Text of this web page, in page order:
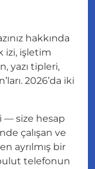
hakkında
izi, işletim
yazı tipleri,
2026’da iki
size hesap
çalışan ve
ayrılmış bir
telefonun